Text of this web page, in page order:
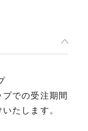
での受注期間
たします。